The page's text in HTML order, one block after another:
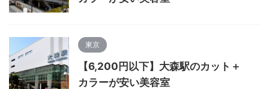
東京
【6,200円以下】大森駅のカット＋
カラーが安い美容室